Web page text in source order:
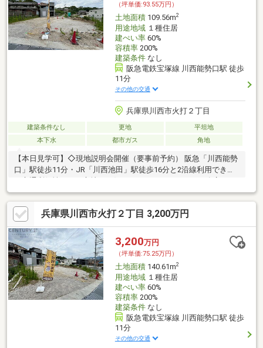
（坪単価:93.55万円）
土地面積109.56m2
用途地域１種住居
建ぺい率60%
容積率200%
建築条件なし
阪急電鉄宝塚線 川西能勢口駅 徒歩
11分
その他の交通
兵庫県川西市火打２丁目
建築条件なし 更地
平坦地
本下水
都市ガス 角地
【本日見学可】◇現地説明会開催（要事前予約） 阪急「川西能勢
口」駅徒歩11分・JR「川西池田」駅徒歩16分と2沿線利用でき高
い交通利便性のある立地。お好みのハウスメーカー・工務店にて
建築可能です。
兵庫県川西市火打２丁目 3,200万円
3,200万円
（坪単価:75.25万円）
土地面積140.61m2
用途地域１種住居
建ぺい率60%
容積率200%
建築条件なし
阪急電鉄宝塚線 川西能勢口駅 徒歩
11分
その他の交通